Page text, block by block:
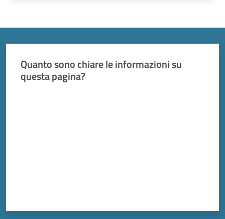
su
Quanto sono chiare le informazioni su
questa pagina?